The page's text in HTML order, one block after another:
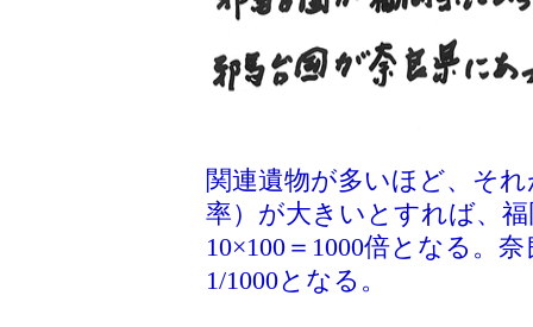
関連遺物が多いほど、そ
率）が大きいとすれば、
10×100＝1000倍となる。
1/1000となる。